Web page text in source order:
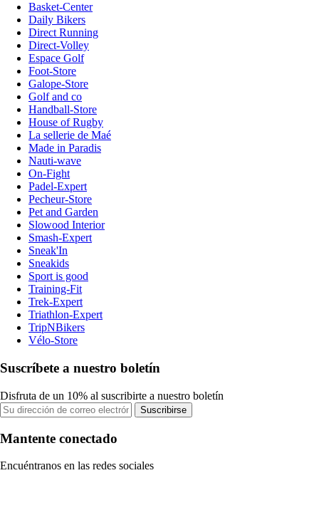
Basket-Center
Daily Bikers
Direct Running
Direct-Volley
Espace Golf
Foot-Store
Galope-Store
Golf and co
Handball-Store
House of Rugby
La sellerie de Maé
Made in Paradis
Nauti-wave
On-Fight
Padel-Expert
Pecheur-Store
Pet and Garden
Slowood Interior
Smash-Expert
Sneak'In
Sneakids
Sport is good
Training-Fit
Trek-Expert
Triathlon-Expert
TripNBikers
Vélo-Store
Suscríbete a nuestro boletín
Disfruta de un 10% al suscribirte a nuestro boletín
Suscribirse
Mantente conectado
Encuéntranos en las redes sociales